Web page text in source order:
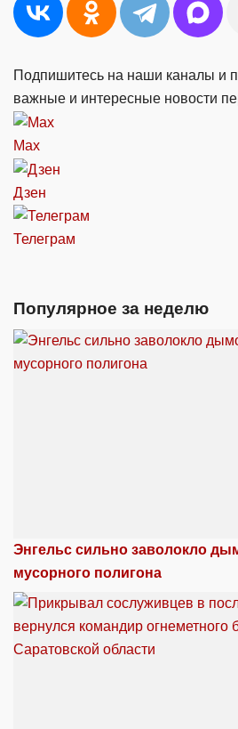
Подпишитесь на наши каналы и
важные и интересные новости
Max
Дзен
Телеграм
Популярное за неделю
Энгельс сильно заволокло
мусорного полигона